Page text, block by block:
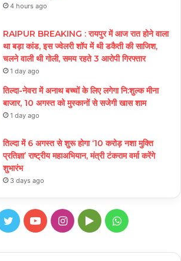
4 hours ago
RAIPUR BREAKING : रायपुर में आज रात होने वाला
था बड़ा कांड, इस ज्वेलरी शॉप में थी डकैती की साजिश,
चलने वाली थी गोली, समय रहते 3 आरोपी गिरफ्तार
1 day ago
तिल्दा-नेवरा में अनाथ बच्चों के लिए लगेगा नि:शुल्क मीना
बाजार, 10 अगस्त को मुस्कानों से सजेगी खास शाम
1 day ago
तिल्दा में 6 अगस्त से शुरू होगा ‘10 करोड़ नशा मुक्ति
प्रतिज्ञा’ राष्ट्रीय महाअभियान, मंत्री टंकराम वर्मा करेंगे
शुभारंभ
3 days ago
TwitterYouTubeInstagram
GoogleWhatsApp